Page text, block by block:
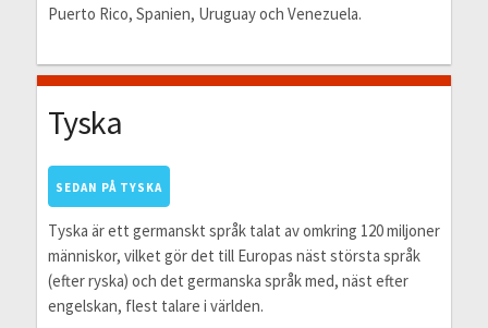
Puerto Rico, Spanien, Uruguay och Venezuela.
Tyska
SEDAN PÅ TYSKA
Tyska är ett germanskt språk talat av omkring 120 miljoner
människor, vilket gör det till Europas näst största språk
(efter ryska) och det germanska språk med, näst efter
engelskan, flest talare i världen.